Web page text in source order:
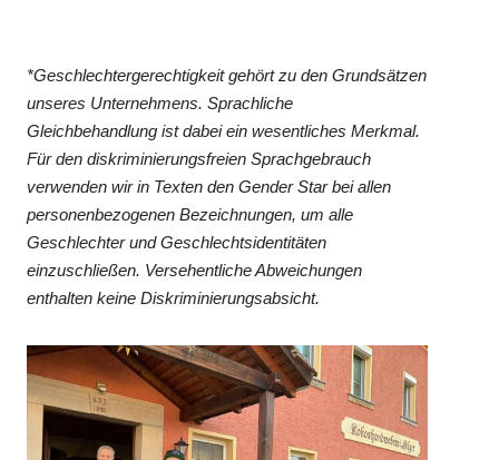
*Geschlechtergerechtigkeit gehört zu den Grundsätzen
unseres Unternehmens. Sprachliche
Gleichbehandlung ist dabei ein wesentliches Merkmal.
Für den diskriminierungsfreien Sprachgebrauch
verwenden wir in Texten den Gender Star bei allen
personenbezogenen Bezeichnungen, um alle
Geschlechter und Geschlechtsidentitäten
einzuschließen. Versehentliche Abweichungen
enthalten keine Diskriminierungsabsicht.